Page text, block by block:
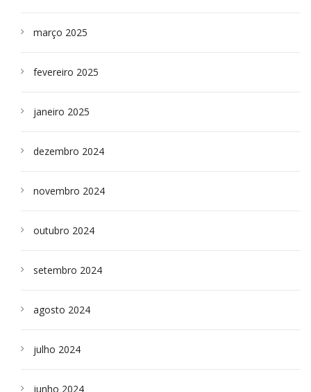
março 2025
fevereiro 2025
janeiro 2025
dezembro 2024
novembro 2024
outubro 2024
setembro 2024
agosto 2024
julho 2024
junho 2024